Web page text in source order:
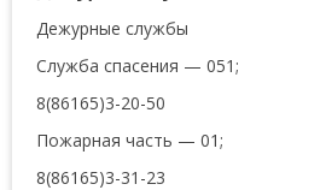
Дежурные службы
Служба спасения — 051;
8(86165)3-20-50
Пожарная часть — 01;
8(86165)3-31-23